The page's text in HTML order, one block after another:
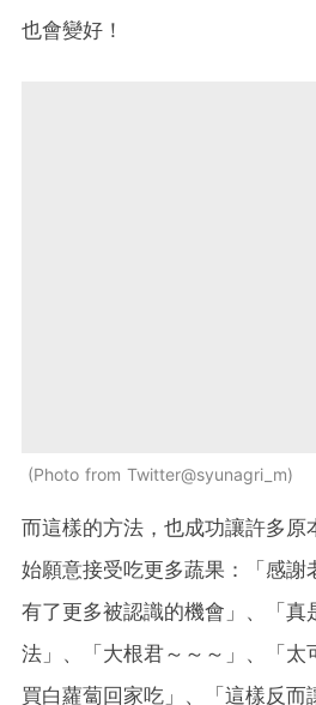
也會變好！
Photo from Twitter@syunagri_m
而這樣的方法，也成功讓許多原
始願意接受吃更多蔬果：「感謝
有了更多被認識的機會」、「真
法」、「大根君～～～」、「太
買白蘿蔔回家吃」、「這樣反而